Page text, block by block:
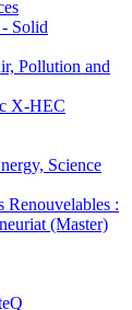
Solid
Pollution and
X-HEC
Science
:
(Master)